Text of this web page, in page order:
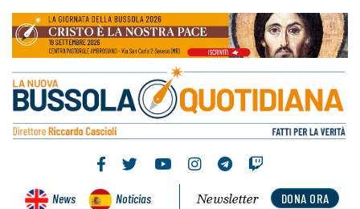
News Noticias DONA ORA
Newsletter